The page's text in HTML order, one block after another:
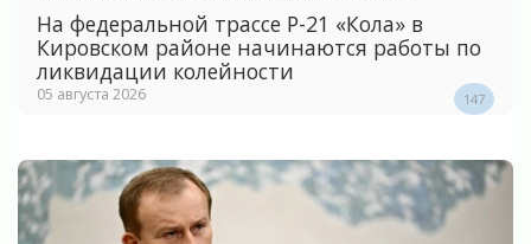
На федеральной трассе Р-21 «Кола» в
Кировском районе начинаются работы по
ликвидации колейности
05 августа 2026 147